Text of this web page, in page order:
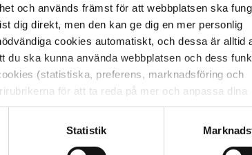
och används främst för att webbplatsen ska
dig direkt, men den kan ge dig en mer personlig
cookies automatiskt, och dessa är alltid
ska kunna använda webbplatsen och dess
(statistiska, preferens, marknadsföring och
för att ta reda på mer och anpassa dina
kan påverka din upplevelse av webbplatsen och
användningen av cookies kan du alltid
Statistik